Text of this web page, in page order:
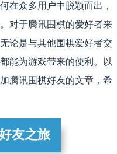
在众多用户中脱颖而出，
对于腾讯围棋的爱好者来
论是与其他围棋爱好者交
能为游戏带来的便利。以
腾讯围棋好友的文章，希
友之旅